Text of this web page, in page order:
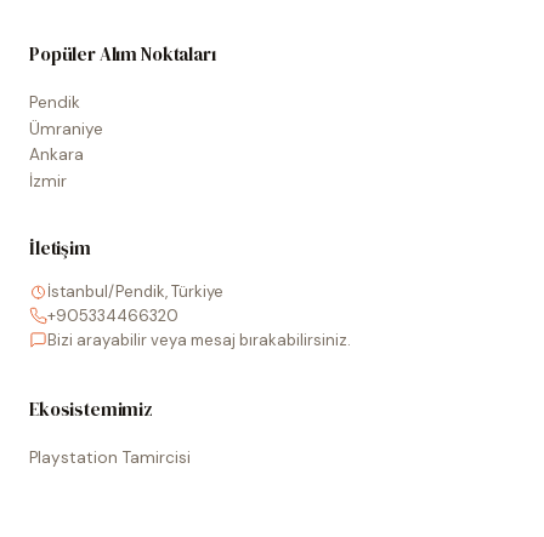
Popüler Alım Noktaları
Pendik
Ümraniye
Ankara
İzmir
İletişim
İstanbul/Pendik, Türkiye
+905334466320
Bizi arayabilir veya mesaj bırakabilirsiniz.
Ekosistemimiz
Playstation Tamircisi